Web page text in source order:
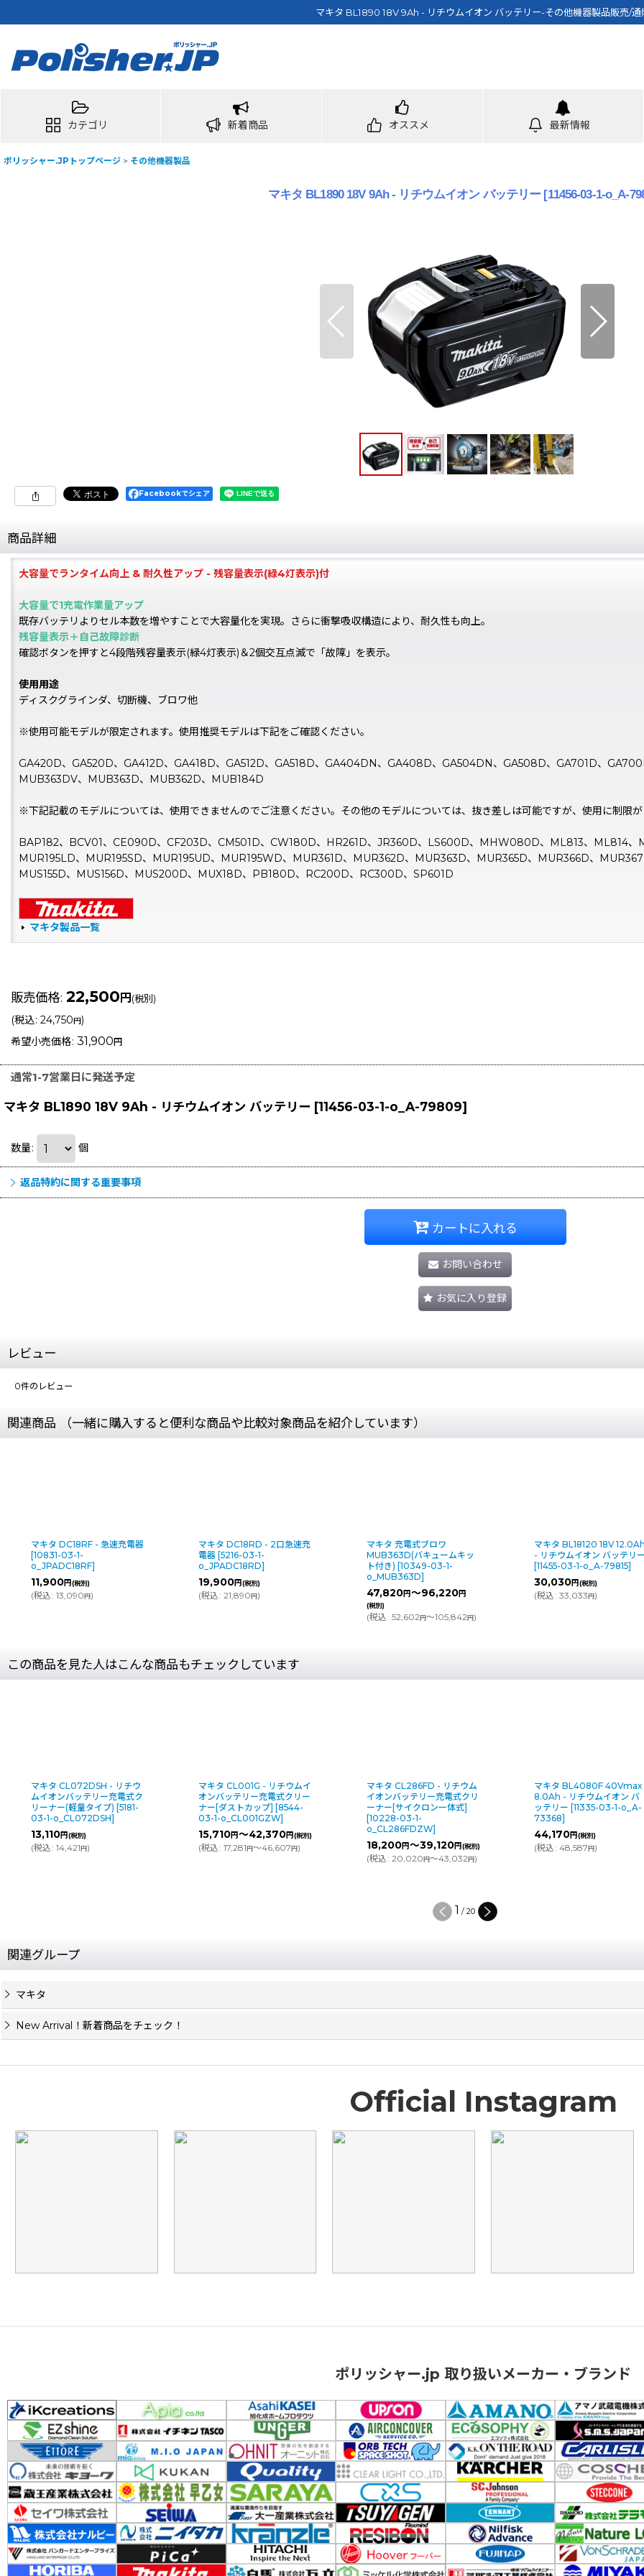
マキタ BL1890 18V 9Ah - リチウムイオン バッテリー-その他機器製品販売/通
カテゴリ 新着商品 オススメ 最新情報
ポリッシャー.JPトップページ > その他機器製品
マキタ BL1890 18V 9Ah - リチウムイオン バッテリー [11456-03-1-o_A-
Facebookでシェア
商品詳細
大容量でランタイム向上 & 耐久性アップ - 残容量表示(緑4灯表示)付
大容量で1充電作業量アップ
既存バッテリよりセル本数を増やすことで大容量化を実現。さらに衝撃吸収構造により、耐久性も向上。
残容量表示＋自己故障診断
確認ボタンを押すと4段階残容量表示(緑4灯表示)＆2個交互点滅で「故障」を表示。
使用用途
ディスクグラインダ、切断機、ブロワ他
※使用可能モデルが限定されます。使用推奨モデルは下記をご確認ください。
GA420D、GA520D、GA412D、GA418D、GA512D、GA518D、GA404DN、GA408D、GA504DN、GA508D、GA701D、
MUB363DV、MUB363D、MUB362D、MUB184D
※下記記載のモデルについては、使用できませんのでご注意ください。その他のモデルについては、抜き差しは可能ですが、使用に制限
BAP182、BCV01、CE090D、CF203D、CM501D、CW180D、HR261D、JR360D、LS600D、MHW080D、ML813、ML814
MUR195LD、MUR195SD、MUR195UD、MUR195WD、MUR361D、MUR362D、MUR363D、MUR365D、MUR366D、
MUS155D、MUS156D、MUS200D、MUX18D、PB180D、RC200D、RC300D、SP601D
マキタ製品一覧
販売価格: 22,500 円 (税別)
(税込: 24,750円)
希望小売価格: 31,900 円
通常1-7営業日に発送予定
マキタ BL1890 18V 9Ah - リチウムイオン バッテリー [11456-03-1-o_A-79809]
数量: 個
返品特約に関する重要事項
カートに入れる
お問い合わせ
お気に入り登録
レビュー
0件のレビュー
関連商品 （一緒に購入すると便利な商品や比較対象商品を紹介しています）
マキタ DC18RF - 急速充電器
[10831-03-1-
o_JPADC18RF]
11,900円(税別)
(税込: 13,090円)
マキタ DC18RD - 2口急速充
電器 [5216-03-1-
o_JPADC18RD]
19,900円(税別)
(税込: 21,890円)
マキタ 充電式ブロワ
MUB363D(バキュームキッ
ト付き) [10349-03-1-
o_MUB363D]
47,820円～96,220円
(税別)
(税込: 52,602円～105,842円)
マキタ BL18120 18V
- リチウムイオン バッテリ
[11455-03-1-o_A-79815]
30,030円(税別)
(税込: 33,033円)
この商品を見た人はこんな商品もチェックしています
マキタ CL001G - リチウムイ
オンバッテリー充電式クリー
ナー[ダストカップ] [8544-
03-1-o_CL001GZW]
15,710円～42,370
(税込: 17,281円～46,607
マキタ CL286FD - リチウム
イオンバッテリー充電式クリ
ーナー[サイクロン一体式]
[10228-03-1-
o_CL286FDZW ]
18,200円～39,120円(税別)
マキタ BL4080F 40Vmax
8.0Ah - リチウムイオン バ
ッテリー [11335-03-1-o_A-
73368]
44,170
(税込: 48,587円)
マキタ CL100D - リチウム
オンバッテリー充電式クリ
ナー(軽量タイプ)[ダストカ
プ] [1278-03-1-
o_CL100DZ
4,550円 ～14,090
2 /20
関連グループ
マキタ
New Arrival！新着商品をチェック！
Official Instagram
ポリッシャー.jp 取り扱いメーカー・ブランド